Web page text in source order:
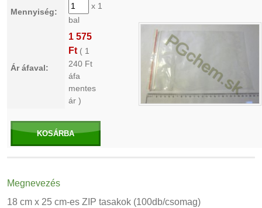
Mennyiség:
x 1
bal
Ár áfaval:
1 575
Ft ( 1
240 Ft
áfa
mentes
ár )
KOSÁRBA
Megnevezés
18 cm x 25 cm-es ZIP tasakok (100db/csomag)